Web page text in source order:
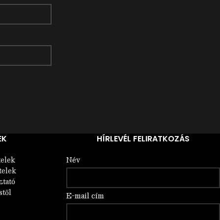
HÍRLEVÉL FELIRATKOZÁS
Név
E-mail cím